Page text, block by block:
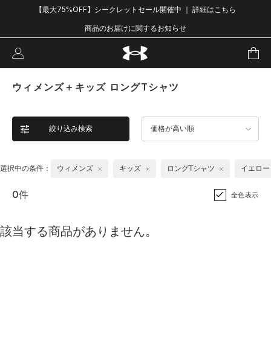
【最大75%OFF】シークレットセール開催中 ｜ 詳細はこちら
商品のお届けに関するお知らせ
ウィメンズ＋キッズ ロングTシャツ
絞り込み検索 価格が高い順
選択中の条件： ウィメンズ キッズ ロングTシャツ イエロー
0件 全色表示
該当する商品がありません。